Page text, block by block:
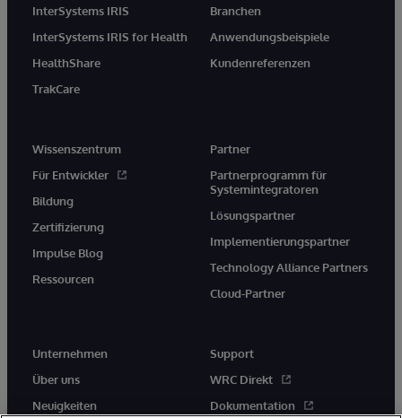
InterSystems IRIS
InterSystems IRIS for Health
HealthShare
TrakCare
Branchen
Anwendungsbeispiele
Kundenreferenzen
Wissenszentrum
Für Entwickler
Bildung
Zertifizierung
Impulse Blog
Ressourcen
Partner
Partnerprogramm für
Systemintegratoren
Lösungspartner
Implementierungspartner
Technology Alliance Partners
Cloud-Partner
Unternehmen
Über uns
Neuigkeiten
Support
WRC Direkt
Dokumentation